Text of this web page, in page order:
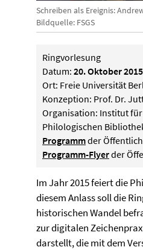
Schreiben als Ereignis:
Bildquelle: FSGS
Ringvorlesung
Datum: 20. Oktober 2015
Ort: Freie Universität
Konzeption: Prof. Dr.
Organisation: Institut
Philologischen
Programmder
Programm-Flyerder
Im Jahr 2015 feiert die
diesem Anlass soll die
historischen Wandel
zur digitalen
darstellt, die mit dem